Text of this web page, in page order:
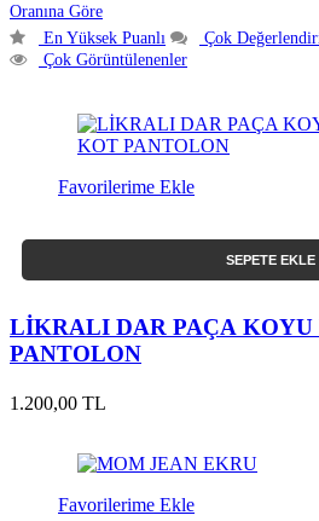
Oranına Göre
En Yüksek Puanlı
Çok
Çok Görüntülenenler
Favorilerime Ekle
SEPETE EKLE
LİKRALI DAR PAÇA
PANTOLON
1.200,00 TL
Favorilerime Ekle